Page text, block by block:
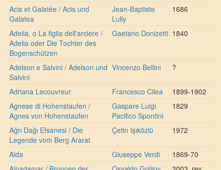
Acis et Galatée / Acis und
Galatea
Jean-Baptiste
Lully
1686
Adelia, o La figlia dell'arciere /
Adelia oder Die Tochter des
Bogenschützen
Gaetano Donizetti 1840
Adelson e Salvini / Adelson und
Salvini
Vincenzo Bellini ?
Adriana Lecouvreur Francesco Cilea
1899-1902
Agnese di Hohenstaufen /
Agnes von Hohenstaufen
Gaspare Luigi
Pacifico Spontini
1829
Ağrı Dağı Efsanesi / Die
Legende vom Berg Ararat
Çetin Işıközlü 1972
Aida Giuseppe Verdi
1869-70